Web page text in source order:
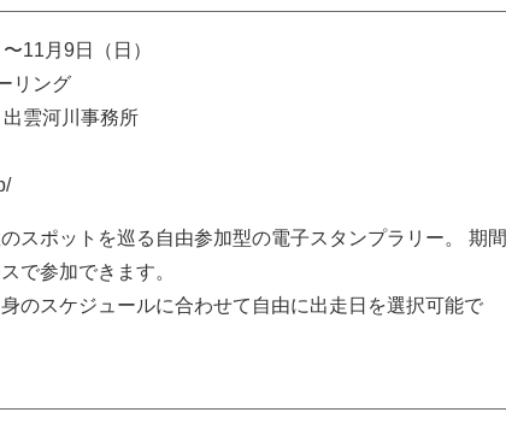
11月9日（日）
リング
雲河川事務所
スポットを巡る自由参加型の電子スタンプラリー。 期間
で参加できます。
のスケジュールに合わせて自由に出走日を選択可能で